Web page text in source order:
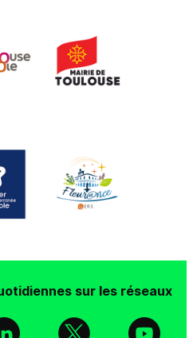
sur les réseaux
X